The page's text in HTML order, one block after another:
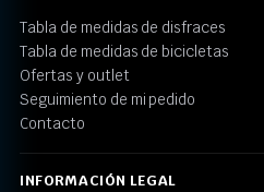
Tabla de medidas de disfraces
Tabla de medidas de bicicletas
Ofertas y outlet
Seguimiento de mi pedido
Contacto
INFORMACIÓN LEGAL